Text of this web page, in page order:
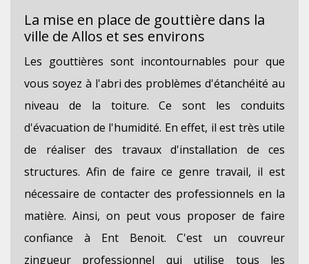
La mise en place de gouttière dans la
ville de Allos et ses environs
Les gouttières sont incontournables pour que
vous soyez à l'abri des problèmes d'étanchéité au
niveau de la toiture. Ce sont les conduits
d'évacuation de l'humidité. En effet, il est très utile
de réaliser des travaux d'installation de ces
structures. Afin de faire ce genre travail, il est
nécessaire de contacter des professionnels en la
matière. Ainsi, on peut vous proposer de faire
confiance à Ent Benoit. C'est un couvreur
zingueur professionnel qui utilise tous les